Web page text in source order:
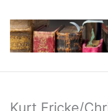
Inhalt
springen
Kurt Fricke/